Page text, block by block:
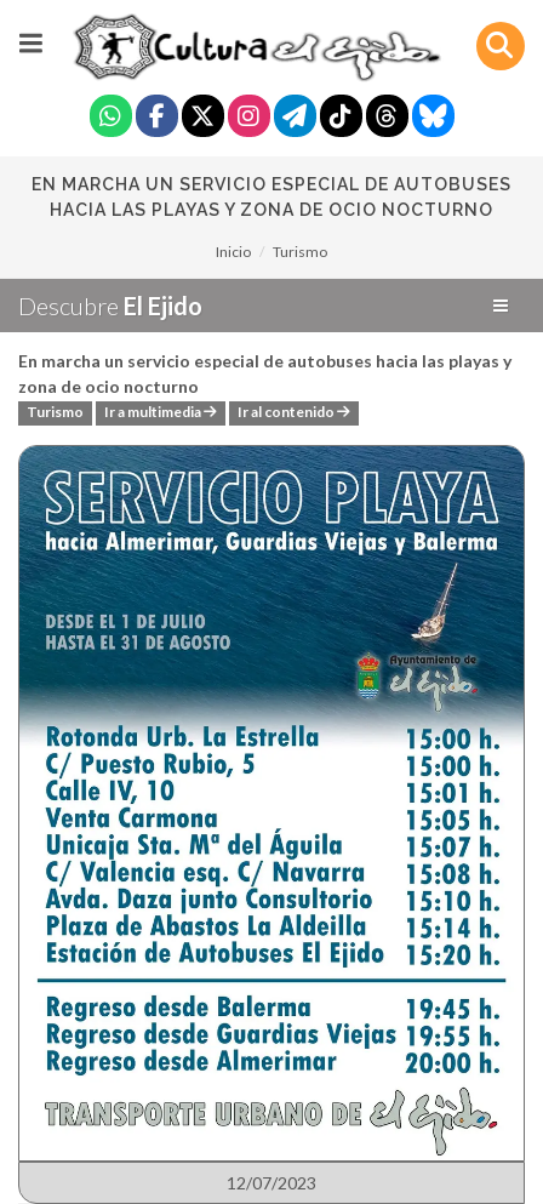
EN MARCHA UN SERVICIO ESPECIAL DE AUTOBUSES
HACIA LAS PLAYAS Y ZONA DE OCIO NOCTURNO
Inicio Turismo
Descubre El Ejido
En marcha un servicio especial de autobuses hacia las playas y
zona de ocio nocturno
Turismo Ir a multimedia Ir al contenido
12/07/2023